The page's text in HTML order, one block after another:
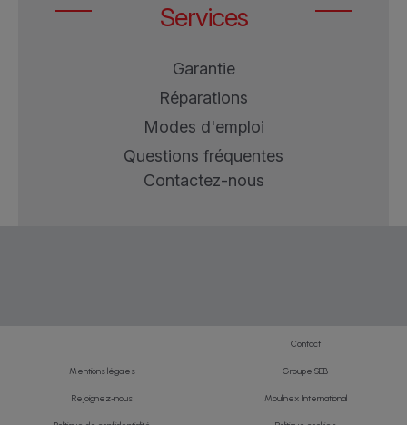
Services
Garantie
Réparations
Modes d'emploi
Questions fréquentes
Contactez-nous
Contact
Mentions légales Groupe SEB
Rejoignez-nous Moulinex International